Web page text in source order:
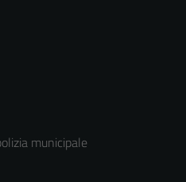
municipale